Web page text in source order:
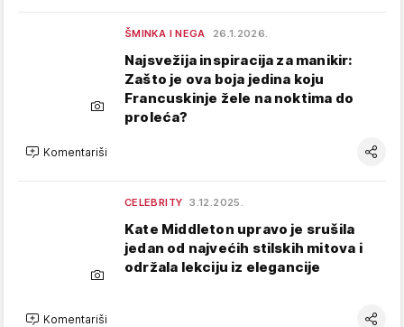
ŠMINKA I NEGA 26.1.2026.
Najsvežija inspiracija za manikir:
Zašto je ova boja jedina koju
Francuskinje žele na noktima do
proleća?
Komentariši
CELEBRITY 3.12.2025.
Kate Middleton upravo je srušila
jedan od najvećih stilskih mitova i
održala lekciju iz elegancije
Komentariši